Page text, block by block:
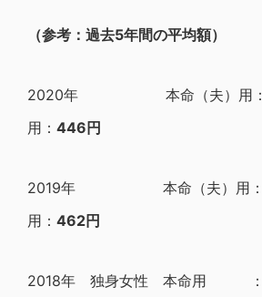
（参考：過去5年間の平均額）
2020年 本命（夫）用：
用： 446円
2019年 本命（夫）用：
用： 462円
2018年 独身女性 本命用 ：